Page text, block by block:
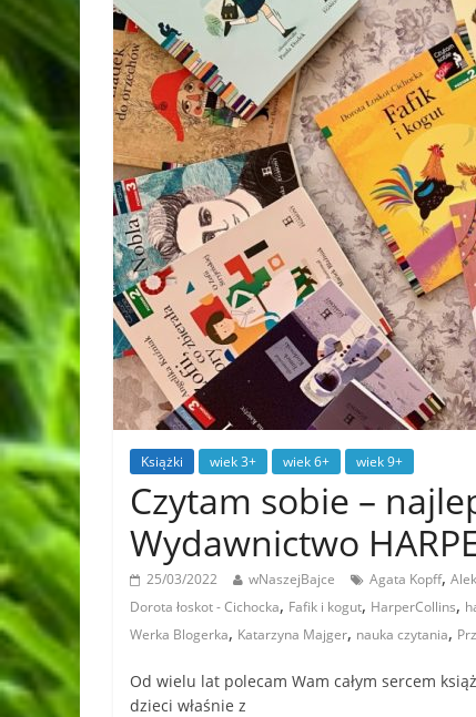
Książki wiek 3+ wiek 6+ wiek 9+
Czytam sobie –
Wydawnictwo
25/03/2022 wNaszejBajce Agata Kopff,
Dorota łoskot - Cichocka, Fafik i kogut, HarperCollins,
Werka Blogerka, Katarzyna Majger, nauka czytania,
Od wielu lat polecam Wam całym sercem
dzieci właśnie z